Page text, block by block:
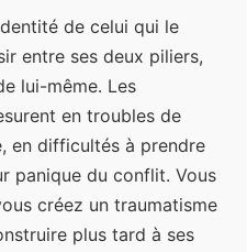
de celui qui le
entre ses deux piliers,
lui-même. Les
en troubles de
en difficultés à prendre
panique du conflit. Vous
créez un traumatisme
plus tard à ses